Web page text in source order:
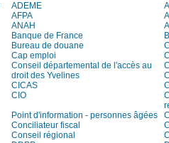
ADEME
AFPA
ANAH
Banque de France
Bureau de douane
Cap emploi
Conseil départemental de l'accès au
droit des Yvelines
CICAS
CIO
Point d'information - personnes âgées
Conciliateur fiscal
Conseil régional